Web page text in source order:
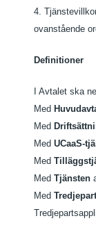
4.
ovanstående
Definitioner
I Avtalet ska
Med
Med
Med UCaaS-
Med
Med Tjänsten
Med